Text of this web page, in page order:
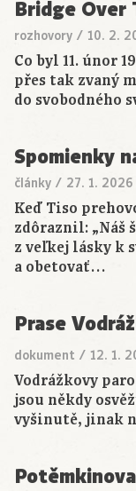
Bridge Over
rozhovory / 10. 2.
Co byl 11. únor
přes tak zvaný
do svobodného
Spomienky
články / 27. 1. 2026
Keď Tiso
zdôraznil: „Náš
z veľkej lásky k
a obetovať…
Prase
dokument / 12. 1.
Vodrážkovy
jsou někdy
vyšinutě, jinak